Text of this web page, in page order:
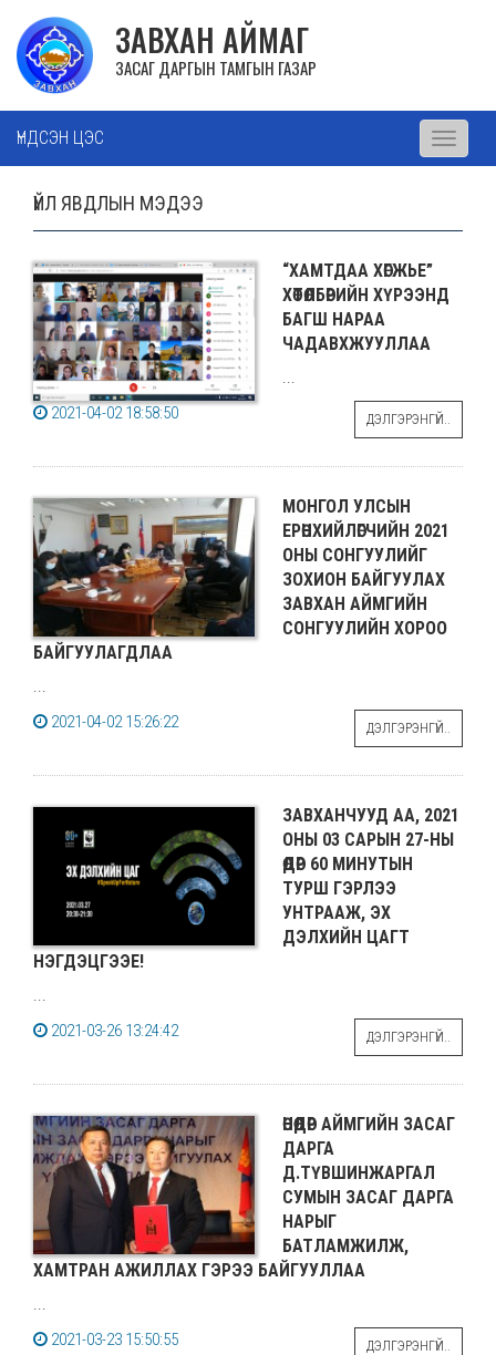
ЗАВХАН АЙМАГ
ЗАСАГ ДАРГЫН ТАМГЫН ГАЗАР
ҮНДСЭН ЦЭС
Toggle
ҮЙЛ ЯВДЛЫН МЭДЭЭ
“ХАМТДАА ХӨГЖЬЕ”
ХӨТӨЛБӨРИЙН ХҮРЭЭНД
БАГШ НАРАА
ЧАДАВХЖУУЛЛАА
...
2021-04-02 18:58:50
ДЭЛГЭРЭНГҮЙ..
МОНГОЛ УЛСЫН
ЕРӨНХИЙЛӨГЧИЙН 2021
ОНЫ СОНГУУЛИЙГ
ЗОХИОН БАЙГУУЛАХ
ЗАВХАН АЙМГИЙН
СОНГУУЛИЙН ХОРОО
БАЙГУУЛАГДЛАА
...
2021-04-02 15:26:22
ДЭЛГЭРЭНГҮЙ..
ЗАВХАНЧУУД АА, 2021
ОНЫ 03 САРЫН 27-НЫ
ӨДӨР 60 МИНУТЫН
ТУРШ ГЭРЛЭЭ
УНТРААЖ, ЭХ
ДЭЛХИЙН ЦАГТ
НЭГДЭЦГЭЭЕ!
...
2021-03-26 13:24:42
ДЭЛГЭРЭНГҮЙ..
ӨНӨӨДӨР АЙМГИЙН ЗАСАГ
ДАРГА
Д.ТҮВШИНЖАРГАЛ
СУМЫН ЗАСАГ ДАРГА
НАРЫГ
БАТЛАМЖИЛЖ,
ХАМТРАН АЖИЛЛАХ ГЭРЭЭ БАЙГУУЛЛАА
...
2021-03-23 15:50:55
ДЭЛГЭРЭНГҮЙ..